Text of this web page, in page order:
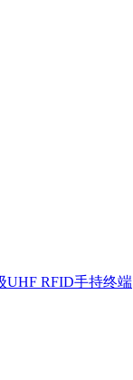
UHF RFID手持终端